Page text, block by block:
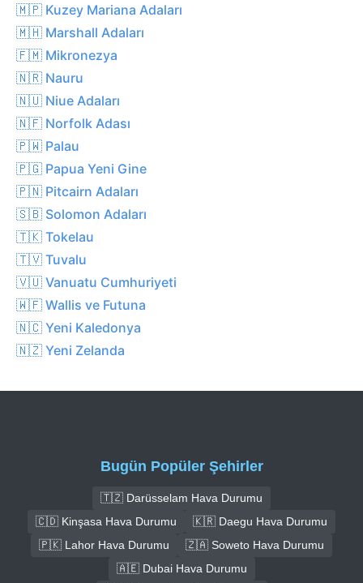
🇲🇵 Kuzey Mariana Adaları
🇲🇭 Marshall Adaları
🇫🇲 Mikronezya
🇳🇷 Nauru
🇳🇺 Niue Adaları
🇳🇫 Norfolk Adası
🇵🇼 Palau
🇵🇬 Papua Yeni Gine
🇵🇳 Pitcairn Adaları
🇸🇧 Solomon Adaları
🇹🇰 Tokelau
🇹🇻 Tuvalu
🇻🇺 Vanuatu Cumhuriyeti
🇼🇫 Wallis ve Futuna
🇳🇨 Yeni Kaledonya
🇳🇿 Yeni Zelanda
Bugün Popüler Şehirler
🇹🇿 Darüsselam Hava Durumu
🇨🇩 Kinşasa Hava Durumu
🇰🇷 Daegu Hava Durumu
🇵🇰 Lahor Hava Durumu
🇿🇦 Soweto Hava Durumu
🇦🇪 Dubai Hava Durumu